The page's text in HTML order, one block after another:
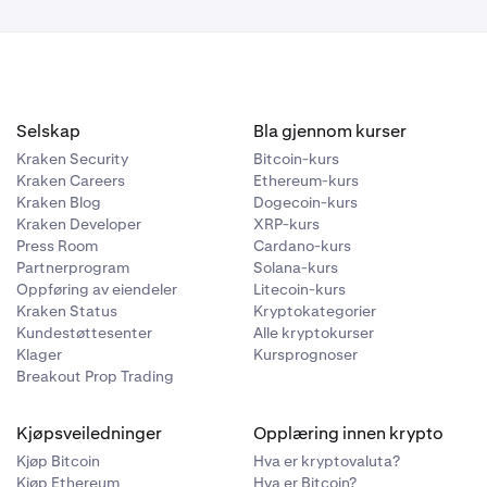
til 2FA-
grensesnitt
Selskap
Kraken Security
Kraken Careers
Kraken Blog
Kraken Developer
Press Room
Partnerprogram
Oppføring av eiendeler
Kraken Status
Kundestøttesenter
Klager
Breakout Prop Trading
Bla gjennom kurser
Bitcoin-kurs
Ethereum-kurs
Dogecoin-kurs
XRP-kurs
Cardano-kurs
Solana-kurs
Litecoin-kurs
Kryptokategorier
Alle kryptokurser
Kursprognoser
Kjøpsveiledninger
Kjøp Bitcoin
Kjøp Ethereum
Opplæring innen krypto
Hva er kryptovaluta?
Hva er Bitcoin?